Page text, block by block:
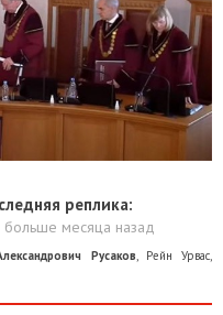
реплика:
больше месяца назад
Русаков, Рейн Урвас,